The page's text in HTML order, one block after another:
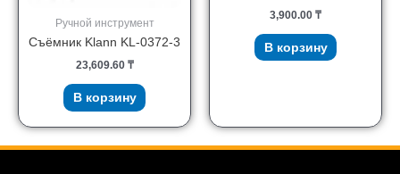
Ручной инструмент
Съёмник Klann KL-0372-3
23,609.60 ₸
В корзину
3,900.00 ₸
В корзину